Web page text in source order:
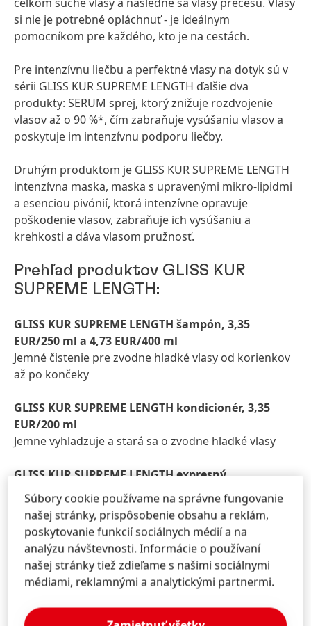
si nie je potrebné opláchnuť - je ideálnym
pomocníkom pre každého, kto je na cestách.
Pre intenzívnu liečbu a perfektné vlasy na dotyk sú v
sérii GLISS KUR SUPREME LENGTH ďalšie dva
produkty: SERUM sprej, ktorý znižuje rozdvojenie
vlasov až o 90 %*, čím zabraňuje vysúšaniu vlasov a
poskytuje im intenzívnu podporu liečby.
Druhým produktom je GLISS KUR SUPREME LENGTH
intenzívna maska, maska s upravenými mikro-lipidmi
a esenciou pivónií, ktorá intenzívne opravuje
poškodenie vlasov, zabraňuje ich vysúšaniu a
krehkosti a dáva vlasom pružnosť.
Prehľad produktov GLISS KUR
SUPREME LENGTH:
GLISS KUR SUPREME LENGTH šampón, 3,35
EUR/250 ml a 4,73 EUR/400 ml
Jemné čistenie pre zvodne hladké vlasy od korienkov
až po končeky
GLISS KUR SUPREME LENGTH kondicionér, 3,35
EUR/200 ml
Jemne vyhladzuje a stará sa o zvodne hladké vlasy
GLISS KUR SUPREME LENGTH expresný
regeneračný kondicionér, 4,02 EUR/200 ml
Kondicionér na okamžité vyhladzovanie vlasov
GLISS KUR SUPREME LENGTH SERUM sprej, 4,99
EUR/100 ml
Znižuje rozdvojenie vlasov až o 90 percent* a
zabraňuje ďalším poškodeniam
Súbory cookie používame na správne fungovanie
našej stránky, prispôsobenie obsahu a reklám,
poskytovanie funkcií sociálnych médií a na
analýzu návštevnosti. Informácie o používaní
našej stránky tiež zdieľame s našimi sociálnymi
médiami, reklamnými a analytickými partnermi.